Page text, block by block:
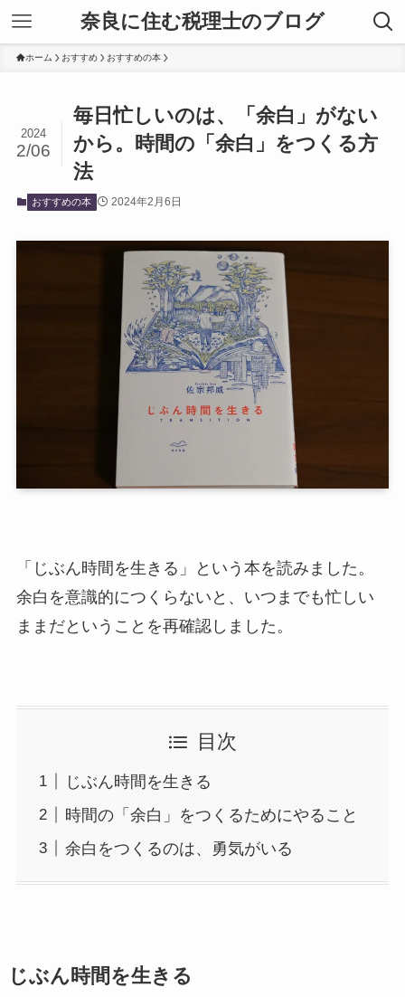
奈良に住む税理士のブログ
ホーム おすすめ おすすめの本
毎日忙しいのは、「余白」がない
から。時間の「余白」をつくる方
法
2024
2/06
おすすめの本 2024年2月6日
「じぶん時間を生きる」という本を読みました。
余白を意識的につくらないと、いつまでも忙しい
ままだということを再確認しました。
目次
じぶん時間を生きる
時間の「余白」をつくるためにやること
余白をつくるのは、勇気がいる
じぶん時間を生きる